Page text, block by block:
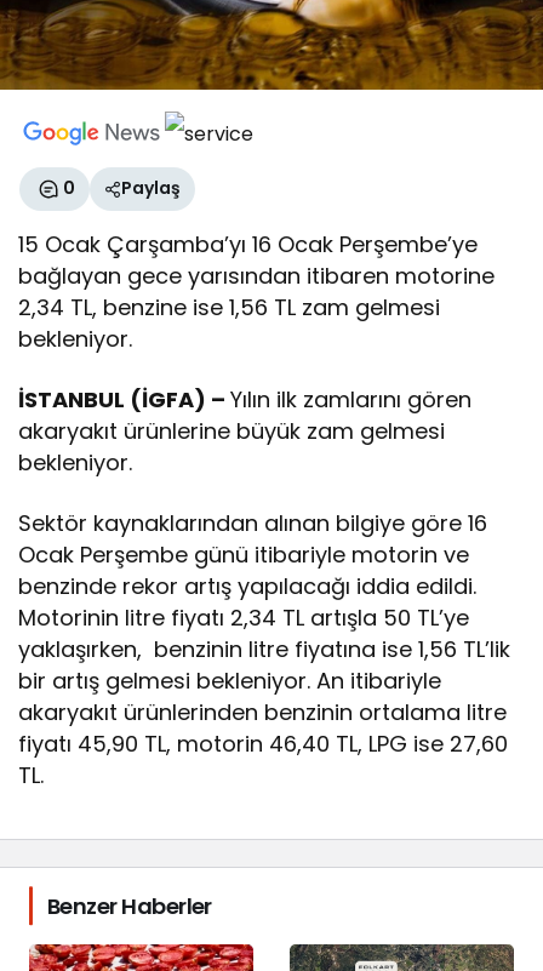
0 Paylaş
15 Ocak Çarşamba’yı 16 Ocak Perşembe’ye
bağlayan gece yarısından itibaren motorine
2,34 TL, benzine ise 1,56 TL zam gelmesi
bekleniyor.
İSTANBUL (İGFA) –Yılın ilk zamlarını gören
akaryakıt ürünlerine büyük zam gelmesi
bekleniyor.
Sektör kaynaklarından alınan bilgiye göre 16
Ocak Perşembe günü itibariyle motorin ve
benzinde rekor artış yapılacağı iddia edildi.
Motorinin litre fiyatı 2,34 TL artışla 50 TL’ye
yaklaşırken, benzinin litre fiyatına ise 1,56 TL’lik
bir artış gelmesi bekleniyor. An itibariyle
akaryakıt ürünlerinden benzinin ortalama litre
fiyatı 45,90 TL, motorin 46,40 TL, LPG ise 27,60
TL.
Benzer Haberler